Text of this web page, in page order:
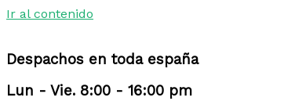
Ir al contenido
Despachos en toda españa
Lun - Vie. 8:00 - 16:00 pm